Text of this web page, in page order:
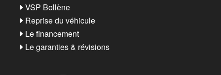
VSP Bollène
Reprise du véhicule
Le financement
Le garanties & révisions